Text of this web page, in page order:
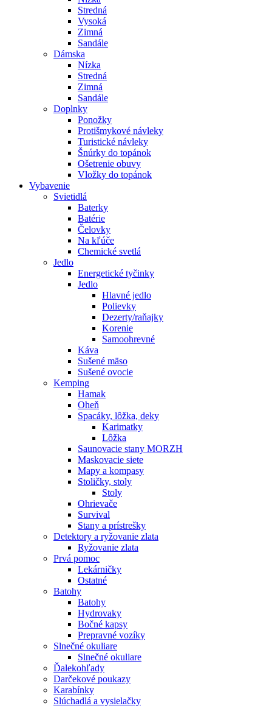
Stredná
Vysoká
Zimná
Sandále
Dámska
Nízka
Stredná
Zimná
Sandále
Doplnky
Ponožky
Protišmykové návleky
Turistické návleky
Šnúrky do topánok
Ošetrenie obuvy
Vložky do topánok
Vybavenie
Svietidlá
Baterky
Batérie
Čelovky
Na kľúče
Chemické svetlá
Jedlo
Energetické tyčinky
Jedlo
Hlavné jedlo
Polievky
Dezerty/raňajky
Korenie
Samoohrevné
Káva
Sušené mäso
Sušené ovocie
Kemping
Hamak
Oheň
Spacáky, lôžka, deky
Karimatky
Lôžka
Saunovacie stany MORZH
Maskovacie siete
Mapy a kompasy
Stoličky, stoly
Stoly
Ohrievače
Survival
Stany a prístrešky
Detektory a ryžovanie zlata
Ryžovanie zlata
Prvá pomoc
Lekárničky
Ostatné
Batohy
Batohy
Hydrovaky
Bočné kapsy
Prepravné vozíky
Slnečné okuliare
Slnečné okuliare
Ďalekohľady
Darčekové poukazy
Karabínky
Slúchadlá a vysielačky